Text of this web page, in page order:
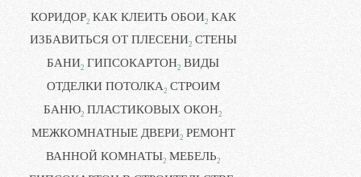
КОРИДОР2 КАК КЛЕИТЬ ОБОИ2 КАК
ИЗБАВИТЬСЯ ОТ ПЛЕСЕНИ2 СТЕНЫ
БАНИ2 ГИПСОКАРТОН2 ВИДЫ
ОТДЕЛКИ ПОТОЛКА2 СТРОИМ
БАНЮ2 ПЛАСТИКОВЫХ ОКОН2
МЕЖКОМНАТНЫЕ ДВЕРИ2 РЕМОНТ
ВАННОЙ КОМНАТЫ2 МЕБЕЛЬ2